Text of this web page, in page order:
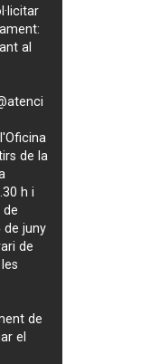
:
al
de la
h i
de
de juny
de
de
el